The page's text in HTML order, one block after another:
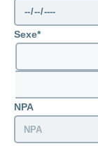
Sexe
NPA